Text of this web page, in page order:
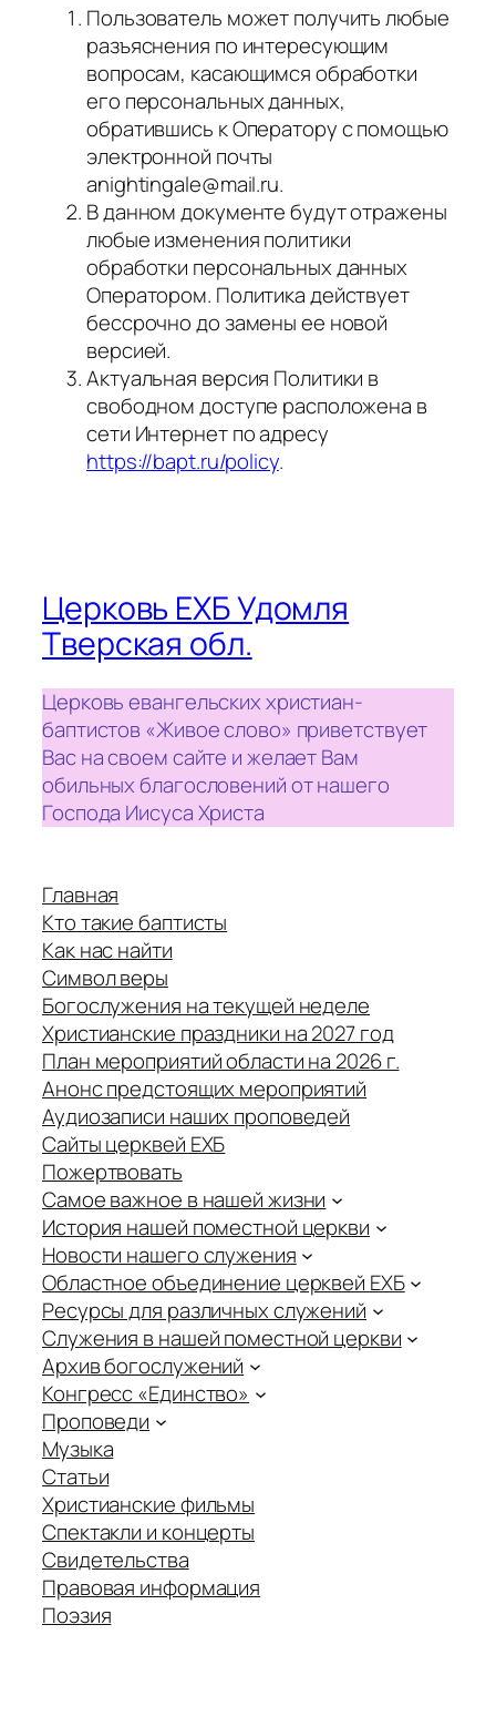
Пользователь может получить любые
разъяснения по интересующим
вопросам, касающимся обработки
его персональных данных,
обратившись к Оператору с помощью
электронной почты
anightingale@mail.ru.
В данном документе будут отражены
любые изменения политики
обработки персональных данных
Оператором. Политика действует
бессрочно до замены ее новой
версией.
Актуальная версия Политики в
свободном доступе расположена в
сети Интернет по адресу
https://bapt.ru/policy.
Церковь ЕХБ Удомля
Тверская обл.
Церковь евангельских христиан-
баптистов «Живое слово» приветствует
Вас на своем сайте и желает Вам
обильных благословений от нашего
Господа Иисуса Христа
Главная
Кто такие баптисты
Как нас найти
Символ веры
Богослужения на текущей неделе
Христианские праздники на 2027 год
План мероприятий области на 2026 г.
Анонс предстоящих мероприятий
Аудиозаписи наших проповедей
Сайты церквей ЕХБ
Пожертвовать
Самое важное в нашей жизни
История нашей поместной церкви
Новости нашего служения
Областное объединение церквей ЕХБ
Ресурсы для различных служений
Служения в нашей поместной церкви
Архив богослужений
Конгресс «Единство»
Проповеди
Музыка
Статьи
Христианские фильмы
Спектакли и концерты
Свидетельства
Правовая информация
Поэзия